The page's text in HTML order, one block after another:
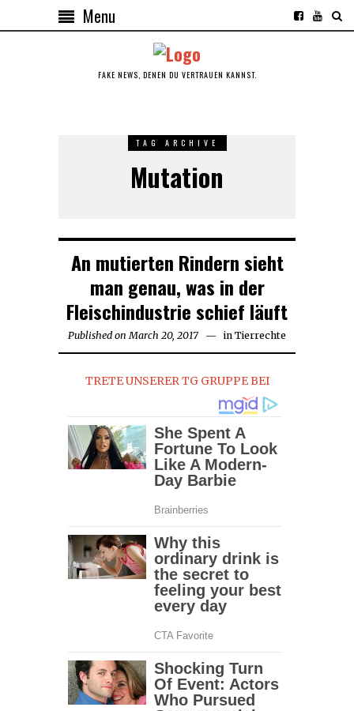
Menu
FAKE NEWS, DENEN DU VERTRAUEN KANNST.
TAG ARCHIVE
Mutation
An mutierten Rindern sieht
man genau, was in der
Fleischindustrie schief läuft
Published on March 20, 2017 in Tierrechte
TRETE UNSERER TG GRUPPE BEI